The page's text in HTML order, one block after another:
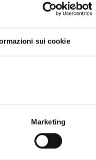
sui cookie
Marketing
legge 74/2025